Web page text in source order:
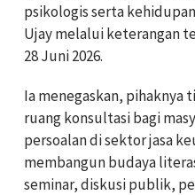
psikologis serta
Ujay melalui keterangan
28 Juni 2026.
Ia menegaskan, pihaknya
ruang konsultasi bagi
persoalan di sektor jasa
membangun budaya
seminar, diskusi publik,